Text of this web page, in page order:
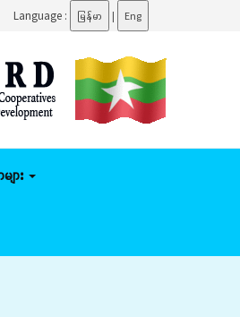
ပြည်ထောင်စုဝန်ကြီး ဦးမျိုးဇော်သိမ်း နေပြည်တော်
Language : မြန်မာ | Eng
ား